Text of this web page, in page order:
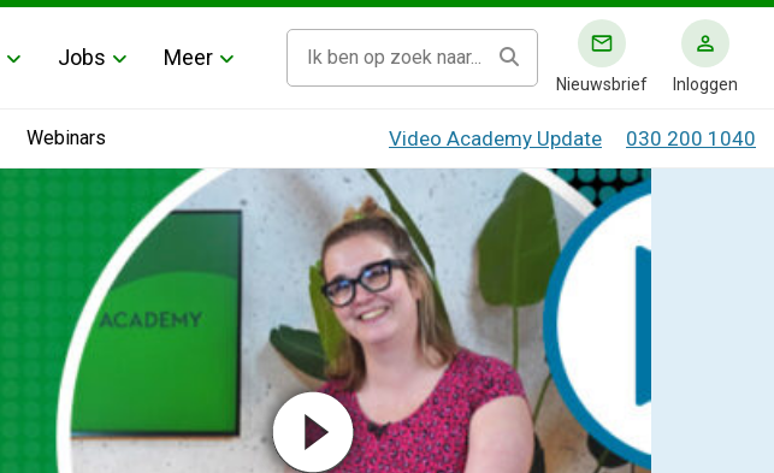
Jobs Meer
Nieuwsbrief Inloggen
Webinars Video Academy Update 030 200 1040